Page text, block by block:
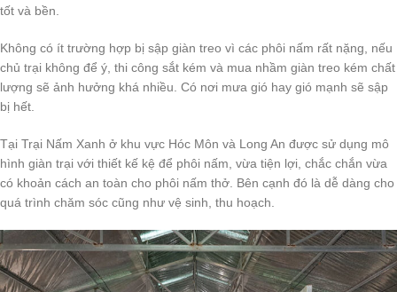
tốt và bền.
Không có ít trường hợp bị sập giàn treo vì các phôi nấm rất nặng, nếu
chủ trại không để ý, thi công sắt kém và mua nhầm giàn treo kém chất
lượng sẽ ảnh hưởng khá nhiều. Có nơi mưa gió hay gió mạnh sẽ sập
bị hết.
Tại Trại Nấm Xanh ở khu vực Hóc Môn và Long An được sử dụng mô
hình giàn trại với thiết kế kệ để phôi nấm, vừa tiện lợi, chắc chắn vừa
có khoản cách an toàn cho phôi nấm thở. Bên cạnh đó là dễ dàng cho
quá trình chăm sóc cũng như vệ sinh, thu hoạch.